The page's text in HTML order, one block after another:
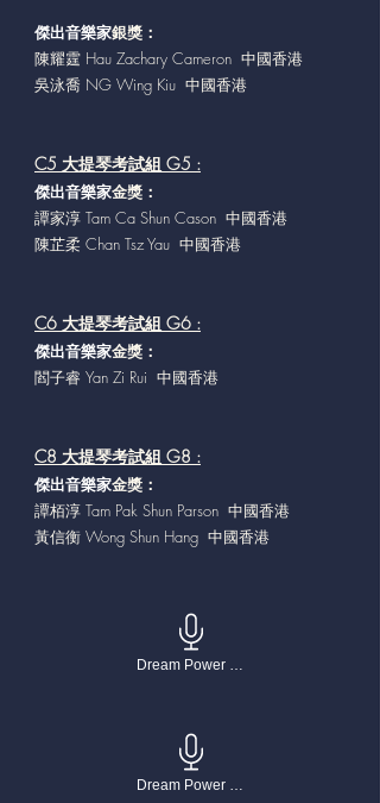
傑出音樂家銀獎：
陳耀霆 Hau Zachary Cameron 中國香港
吳泳喬 NG Wing Kiu 中國香港
C5 大提琴考試組 G5 :
傑出音樂家金獎：
譚家淳 Tam Ca Shun Cason 中國香港
陳芷柔 Chan Tsz Yau 中國香港
C6 大提琴考試組 G6 :
傑出音樂家金獎：
閻子睿 Yan Zi Rui 中國香港
C8 大提琴考試組 G8 :
傑出音樂家金獎：
譚栢淳 Tam Pak Shun Parson 中國香港
黃信衡 Wong Shun Hang 中國香港
Dream Power 流行曲歌唱大賽
Dream Power 流行曲歌唱大賽